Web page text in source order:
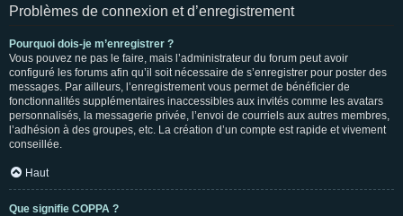
Problèmes de connexion et d’enregistrement
Pourquoi dois-je m’enregistrer ?
Vous pouvez ne pas le faire, mais l’administrateur du forum peut avoir
configuré les forums afin qu’il soit nécessaire de s’enregistrer pour poster des
messages. Par ailleurs, l’enregistrement vous permet de bénéficier de
fonctionnalités supplémentaires inaccessibles aux invités comme les avatars
personnalisés, la messagerie privée, l’envoi de courriels aux autres membres,
l’adhésion à des groupes, etc. La création d’un compte est rapide et vivement
conseillée.
Haut
Que signifie COPPA ?